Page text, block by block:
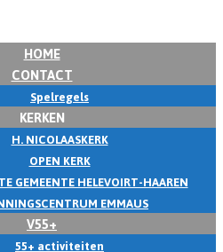
HOME
CONTACT
Spelregels
KERKEN
H. NICOLAASKERK
OPEN KERK
GEMEENTE HELEVOIRT-HAAREN
EMMAUS
V55+
55+ activiteiten